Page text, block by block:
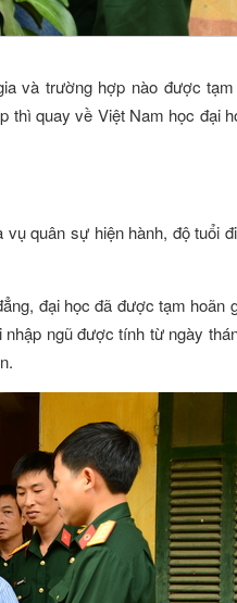
và trường hợp nào được
thì quay về Việt Nam học đại
quân sự hiện hành, độ tuổi
đại học đã được tạm hoãn
ngũ được tính từ ngày